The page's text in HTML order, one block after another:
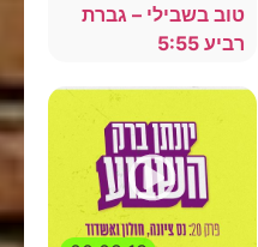
טוב בשבילי – גברת
רביע 5:55